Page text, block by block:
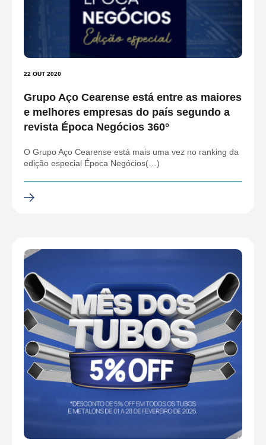
22 OUT 2020
Grupo Aço Cearense está entre as maiores
e melhores empresas do país segundo a
revista Época Negócios 360°
O Grupo Aço Cearense está mais uma vez no ranking da
edição especial Época Negócios(…)